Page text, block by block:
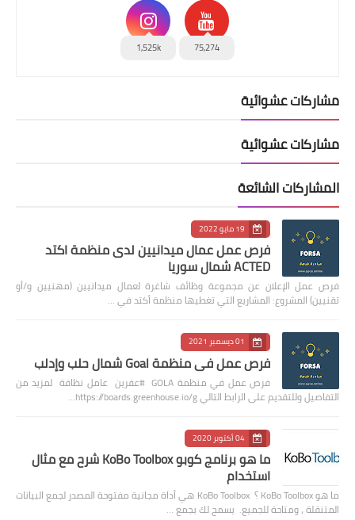
75,274
1,525k
مشاركات عشوائية
مشاركات عشوائية
المشاركات الشائعة
19 مايو 2022
فرص عمل عمال ميدانيين لدى منظمة اكتد
ACTED شمال سوريا
فرص عمل الإعلان عن مجموعة وظائف شاغرة لعمال ميدانيين (مهنيين و/أو
تقنيين) المشروع: المشاريع التي تغطيها منظمة أكتد في …
01 ديسمبر 2021
فرص عمل في منظمة Goal شمال حلب وإدلب
فرص عمل في منظمة GOLA #عفرين عامل نظافة لمزيد من
التفاصيل وللتقديم على الرابط التالي https://boards.greenhouse.io/g…
04 أكتوبر 2020
ما هو برنامج كوبو KoBo Toolbox شرح مع مثال
استخدام
ما هو KoBo Toolbox ؟ KoBo Toolbox هي أداة مجانية مفتوحة المصدر لجمع البيانات
المتنقلة ، ومتاحة للجميع. يسمح لك بجمع …